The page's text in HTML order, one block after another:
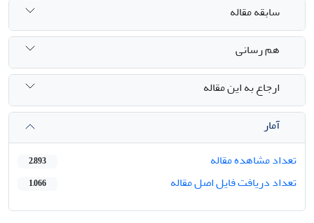
سابقه مقاله
هم رسانی
ارجاع به این مقاله
آمار
تعداد مشاهده مقاله
2,893
تعداد دریافت فایل اصل مقاله 1,066